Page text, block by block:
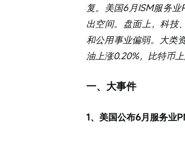
复。美国6月ISM服务
出空间。盘面上，科技
和公用事业偏弱。大类
油上涨0.20%，比特币
一、大事件
1、美国公布6月服务业